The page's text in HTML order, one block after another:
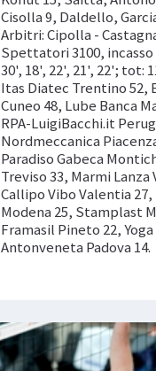
Cisolla 9, Daldello,
Arbitri: Cipolla -
Spettatori 3100, incasso
30', 18', 22', 21', 22'; tot:
Itas Diatec Trentino 52,
Cuneo 48, Lube Banca
RPA-LuigiBacchi.it
Nordmeccanica
Paradiso Gabeca
Treviso 33, Marmi Lanza
Callipo Vibo Valentia
Modena 25, Stamplast
Framasil Pineto 22,
Antonveneta Padova 14.